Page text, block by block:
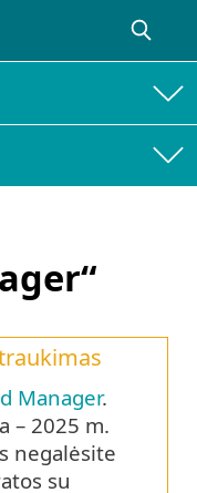
Manager.
– 2025 m.
negalėsite
su